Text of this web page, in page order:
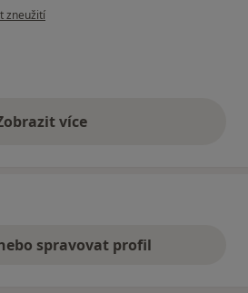
uživatele Jitka Rohanová
zneužití
více
výše uvedené názory
spravovat profil